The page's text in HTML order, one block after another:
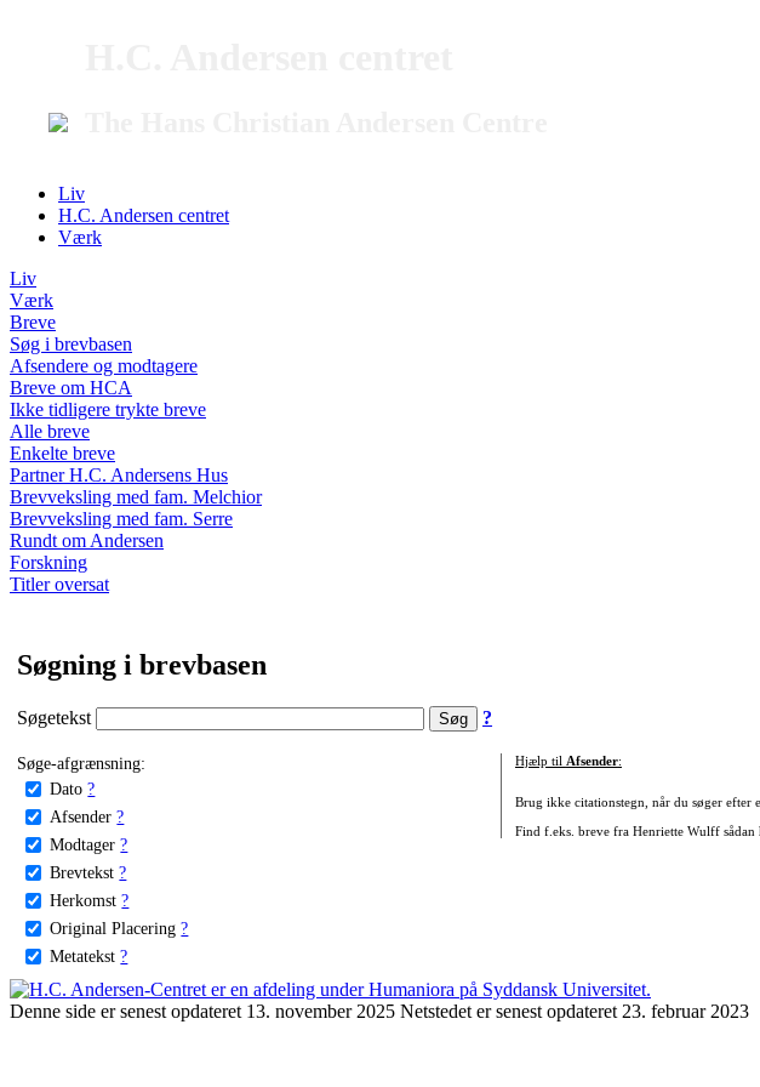
Liv
H.C. Andersen centret
Værk
Liv
Værk
Breve
Søg i brevbasen
Afsendere og modtagere
Breve om HCA
Ikke tidligere trykte breve
Alle breve
Enkelte breve
Partner H.C. Andersens Hus
Brevveksling med fam. Melchior
Brevveksling med fam. Serre
Rundt om Andersen
Forskning
Titler oversat
Søgning i brevbasen
Søgetekst ?
Søge-afgrænsning:
Dato ?
Afsender ?
Modtager ?
Brevtekst ?
Herkomst ?
Original Placering ?
Metatekst ?
Hjælp til Afsender:
Brug ikke citationstegn, når du søger efter
Find f.eks. breve fra Henriette Wulff sådan
Denne side er senest opdateret 13. november 2025 Netstedet er senest opdateret 23. februar 2023